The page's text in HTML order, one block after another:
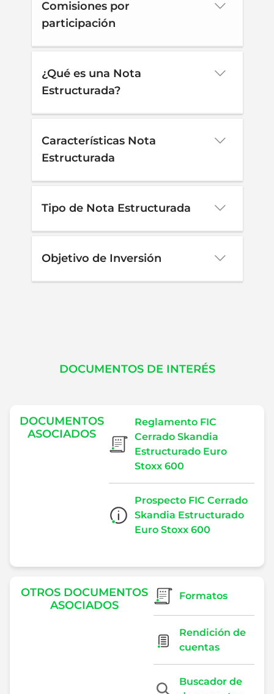
Comisiones por
participación
Tipo de
¿Qué es una Nota
Estructurada?
Características Nota
Estructurada
Tipo de Nota Estructurada
Objetivo de Inversión
DOCUMENTOS DE INTERÉS
DOCUMENTOS
ASOCIADOS
Reglamento FIC
Cerrado Skandia
Estructurado Euro
Stoxx 600
Prospecto FIC Cerrado
Skandia Estructurado
Euro Stoxx 600
OTROS DOCUMENTOS
ASOCIADOS
Formatos
Rendición de
cuentas
Buscador de